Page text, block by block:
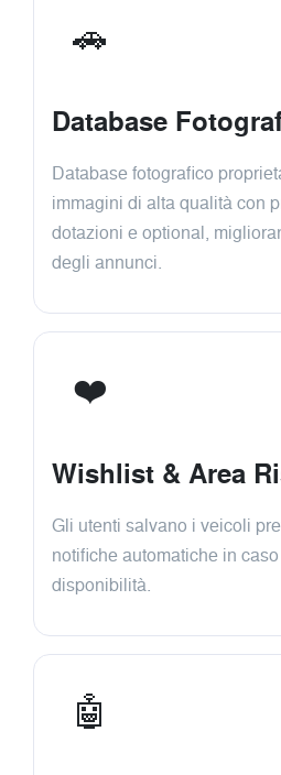
🚗
Database
Database fotografico
immagini di alta qualità con
dotazioni e optional,
degli annunci.
❤️
Wishlist & Area
Gli utenti salvano i veicoli
notifiche automatiche in
disponibilità.
🤖